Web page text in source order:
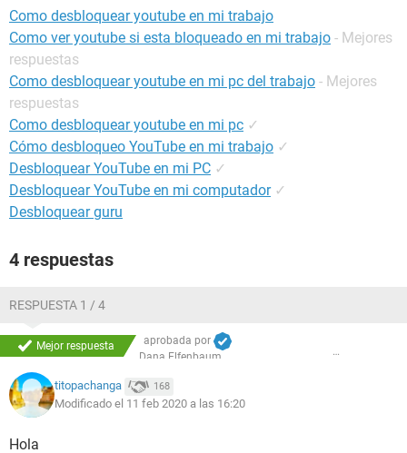
Como desbloquear youtube en mi trabajo
Como ver youtube si esta bloqueado en mi trabajo - Mejores
respuestas
Como desbloquear youtube en mi pc del trabajo - Mejores
respuestas
Como desbloquear youtube en mi pc ✓
Cómo desbloqueo YouTube en mi trabajo ✓
Desbloquear YouTube en mi PC ✓
Desbloquear YouTube en mi computador ✓
Desbloquear guru
4 respuestas
RESPUESTA 1 / 4
Mejor respuesta
aprobada por
Dana Elfenbaum
titopachanga 168
Modificado el 11 feb 2020 a las 16:20
Hola